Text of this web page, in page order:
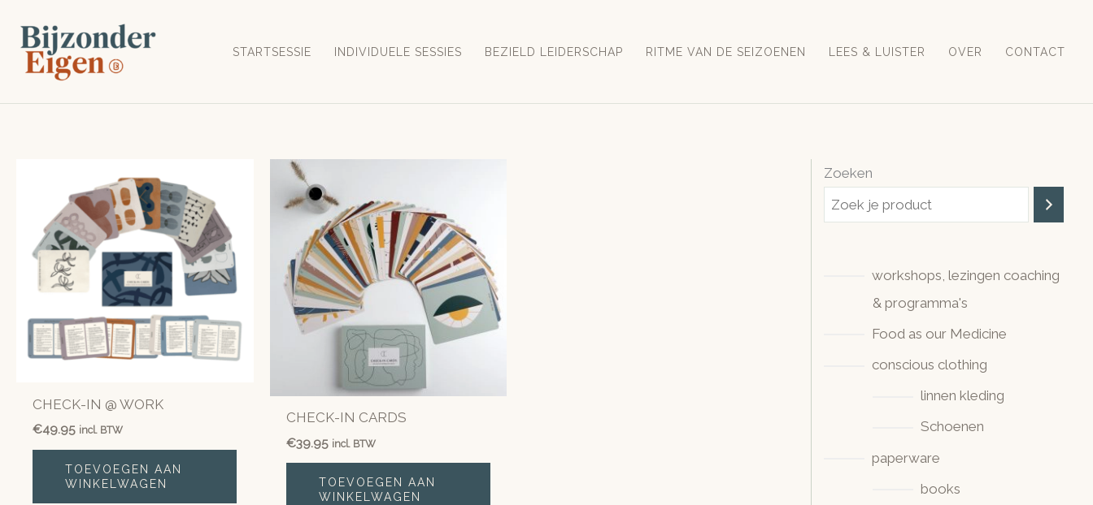
naar
inhoud
STARTSESSIE INDIVIDUELE SESSIES BEZIELD LEIDERSCHAP RITME VAN DE SEIZOENEN LEES & LUISTER OVER CONTACT
CHECK-IN @ WORK
€49.95 incl. BTW
TOEVOEGEN AAN
WINKELWAGEN
CHECK-IN CARDS
€39.95 incl. BTW
TOEVOEGEN AAN
WINKELWAGEN
Zoeken
workshops, lezingen coaching
& programma's
Food as our Medicine
conscious clothing
linnen kleding
Schoenen
paperware
books